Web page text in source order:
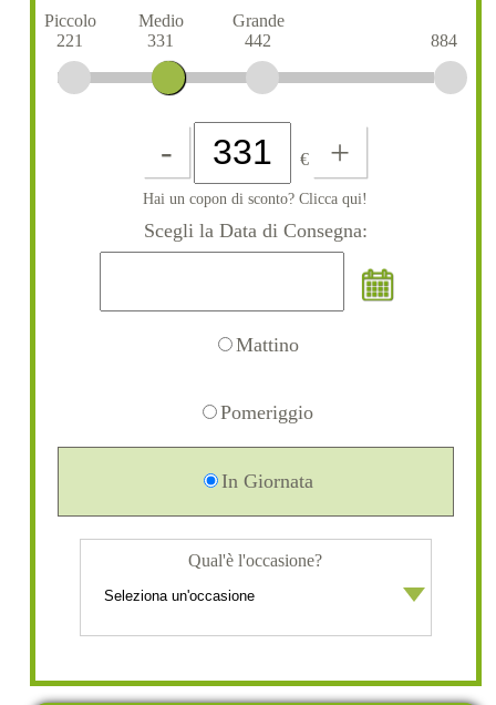
Piccolo
221
Medio
331
Grande
442
884
- € +
Hai un copon di sconto? Clicca qui!
Scegli la Data di Consegna:
Mattino
Pomeriggio
In Giornata
Qual'è l'occasione?